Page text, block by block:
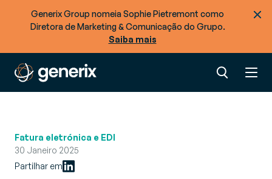
Generix Group nomeia Sophie Pietremont como
Diretora de Marketing & Comunicação do Grupo.
Saiba mais
Fatura eletrónica e EDI
30 Janeiro 2025
Partilhar em